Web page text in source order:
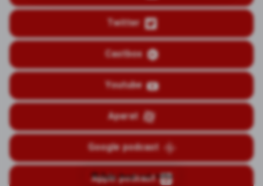
Twitter
Castbox
Youtube
Aparat
Google podcast
Apple podcast
ساخته شده توسط